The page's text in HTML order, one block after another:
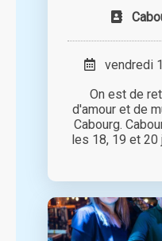
vendredi
On est de
d'amour et de
Cabourg.
les 18, 19 et 20